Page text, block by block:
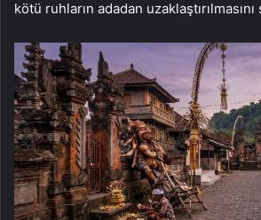
kötü ruhların adadan